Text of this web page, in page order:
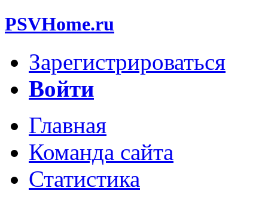
PSVHome.ru
Зарегистрироваться
Войти
Главная
Команда сайта
Статистика